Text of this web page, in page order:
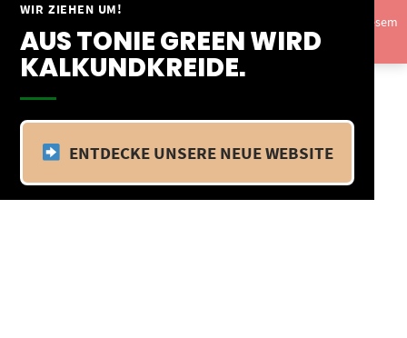
WIR ZIEHEN UM!
AUS TONIE GREEN WIRD
KALKUNDKREIDE.
ENTDECKE UNSERE NEUE WEBSITE
Springe
Inhalt
Vom 09.04.25 - 20.04.25 befinden wir uns im Betriebsurlaub. In diesem
Zeitraum findet kein Versand statt.Ausblenden